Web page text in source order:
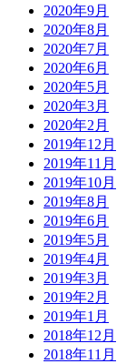
2020年9月
2020年8月
2020年7月
2020年6月
2020年5月
2020年3月
2020年2月
2019年12月
2019年11月
2019年10月
2019年8月
2019年6月
2019年5月
2019年4月
2019年3月
2019年2月
2019年1月
2018年12月
2018年11月